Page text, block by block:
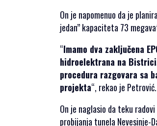
POKROVITELJI I
POKROVITELJI I
PORTFOLIO SET
On je napomenuo da je
jedan” kapaciteta 73
“Imamo dva zaključena
hidroelektrana na
procedura razgovara sa
projekta“, rekao je Petrović.
On je naglasio da teku
probijanja tunela Nevesinje-